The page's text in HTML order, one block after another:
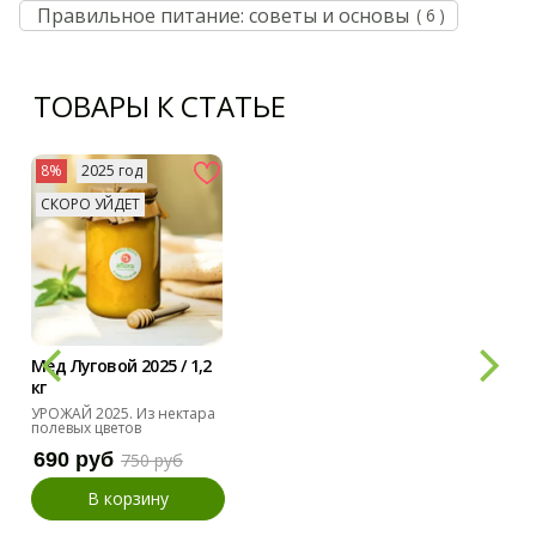
Правильное питание: советы и основы ( 6 )
ТОВАРЫ К СТАТЬЕ
8%
2025 год
СКОРО УЙДЕТ
Мед Луговой 2025 / 1,2
кг
УРОЖАЙ 2025. Из нектара
полевых цветов
690 руб 750 руб
В корзину